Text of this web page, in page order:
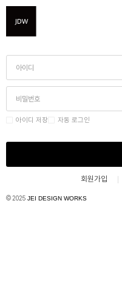
아이디 저장 자동 로그인
회원가입
© 2025 JEI DESIGN WORKS